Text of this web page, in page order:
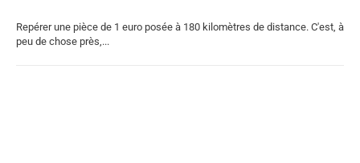
Repérer une pièce de 1 euro posée à 180 kilomètres de distance. C'est, à
peu de chose près,...